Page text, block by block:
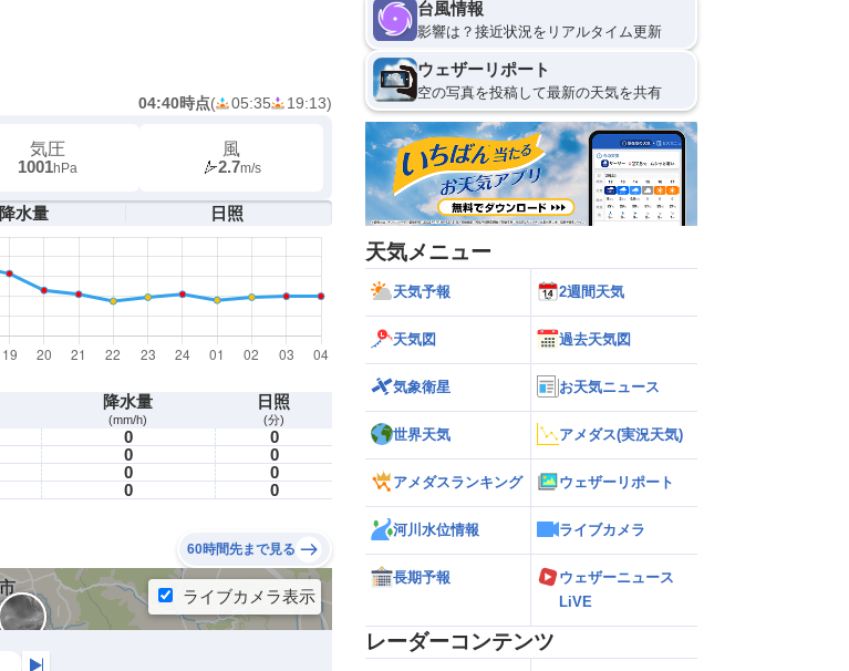
04:40時点( 05:35 19:13)
気圧
1001hPa
風
2.7m/s
降水量 日照
降水量
(mm/h)
日照
(分)
0
0
0
0
0
0
0 0
60時間先まで見る
台風情報
影響は？接近状況をリアルタイム更新
ウェザーリポート
空の写真を投稿して最新の天気を共有
天気メニュー
天気予報 2週間天気
天気図 過去天気図
気象衛星 お天気ニュース
世界天気 アメダス(実況天気)
アメダスランキング ウェザーリポート
河川水位情報 ライブカメラ
長期予報
ウェザーニュース
LiVE
レーダーコンテンツ